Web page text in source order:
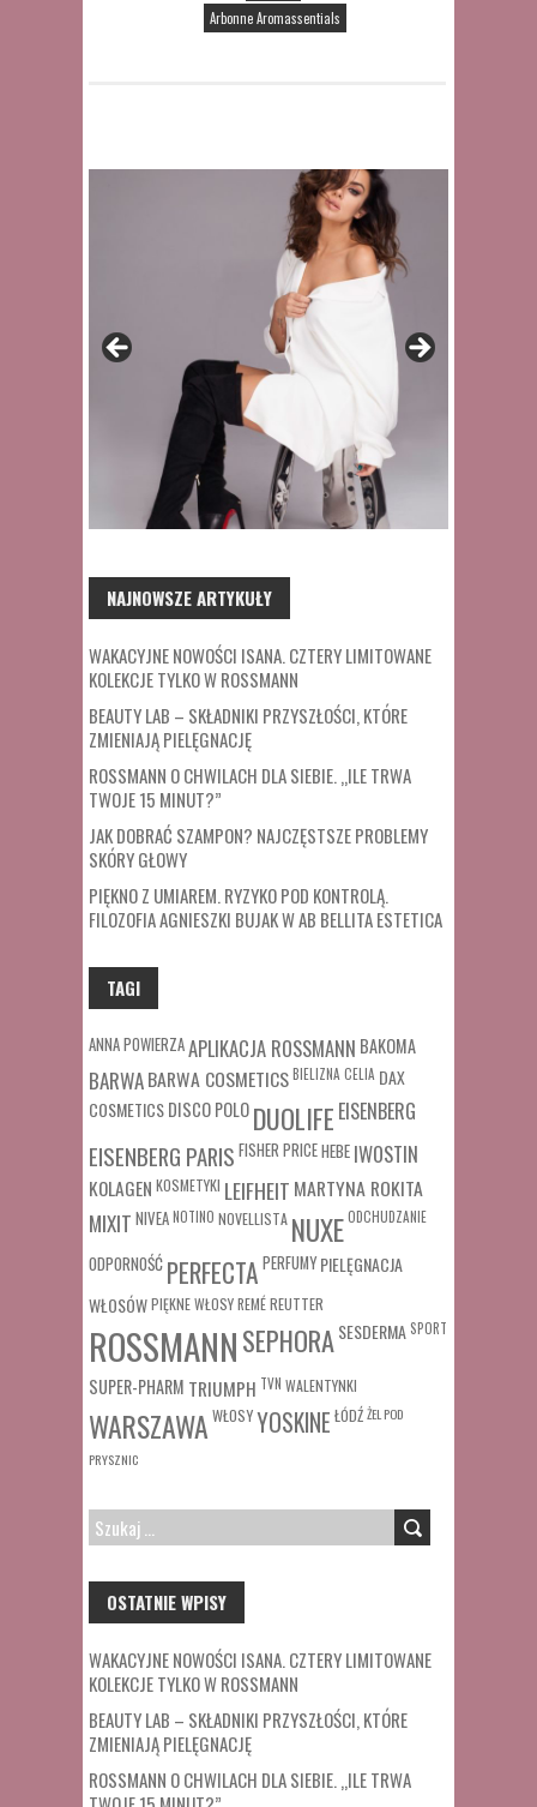
Arbonne Aromassentials
NAJNOWSZE ARTYKUŁY
WAKACYJNE NOWOŚCI ISANA. CZTERY LIMITOWANE
KOLEKCJE TYLKO W ROSSMANN
BEAUTY LAB – SKŁADNIKI PRZYSZŁOŚCI, KTÓRE
ZMIENIAJĄ PIELĘGNACJĘ
ROSSMANN O CHWILACH DLA SIEBIE. „ILE TRWA
TWOJE 15 MINUT?”
JAK DOBRAĆ SZAMPON? NAJCZĘSTSZE PROBLEMY
SKÓRY GŁOWY
PIĘKNO Z UMIAREM. RYZYKO POD KONTROLĄ.
FILOZOFIA AGNIESZKI BUJAK W AB BELLITA ESTETICA
TAGI
ANNA POWIERZAAPLIKACJA ROSSMANN BAKOMA
BARWABARWA COSMETICSBIELIZNA CELIA DAX
COSMETICSDISCO POLODUOLIFE EISENBERG
EISENBERG PARIS FISHER PRICEHEBE IWOSTIN
KOLAGEN KOSMETYKI LEIFHEIT MARTYNA ROKITA
MIXIT NIVEANOTINO NOVELLISTA NUXEODCHUDZANIE
ODPORNOŚĆ PERFECTA PERFUMY PIELĘGNACJA
WŁOSÓWPIĘKNE WŁOSYREMÉREUTTER
ROSSMANNSEPHORASESDERMA SPORT
SUPER-PHARM TRIUMPH TVN WALENTYNKI
WARSZAWA WŁOSYYOSKINE ŁÓDŹŻEL POD
PRYSZNIC
SZUKAJ:
OSTATNIE WPISY
WAKACYJNE NOWOŚCI ISANA. CZTERY LIMITOWANE
KOLEKCJE TYLKO W ROSSMANN
BEAUTY LAB – SKŁADNIKI PRZYSZŁOŚCI, KTÓRE
ZMIENIAJĄ PIELĘGNACJĘ
ROSSMANN O CHWILACH DLA SIEBIE. „ILE TRWA